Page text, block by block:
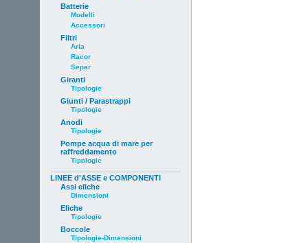
Batterie
Modelli
Accessori
Filtri
Aria
Racor
Separ
Giranti
Tipologie
Giunti / Parastrappi
Tipologie
Anodi
Tipologie
Pompe acqua di mare per
raffreddamento
Tipologie
LINEE d'ASSE e COMPONENTI
Assi eliche
Dimensioni
Eliche
Tipologie
Boccole
Tipologie-Dimensioni